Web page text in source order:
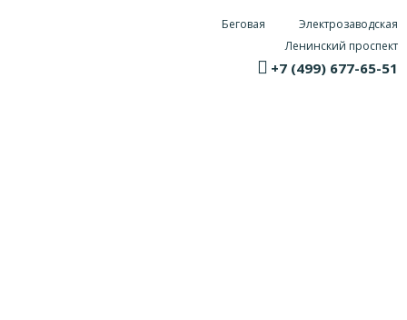
Беговая
Электрозаводская
Ленинский проспект
+7 (499) 677-65-51